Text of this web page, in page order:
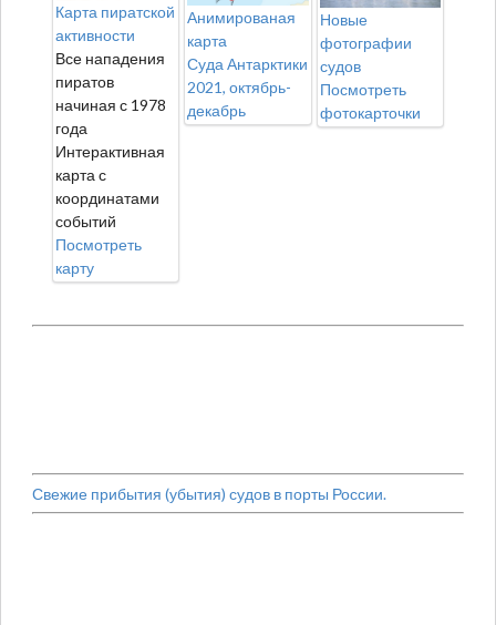
Карта пиратской
активности
Все нападения
пиратов
начиная с 1978
года
Интерактивная
карта с
координатами
событий
Посмотреть
карту
Анимированая
карта
Суда Антарктики
2021, октябрь-
декабрь
Новые
фотографии
судов
Посмотреть
фотокарточки
Свежие прибытия (убытия) судов в порты России.